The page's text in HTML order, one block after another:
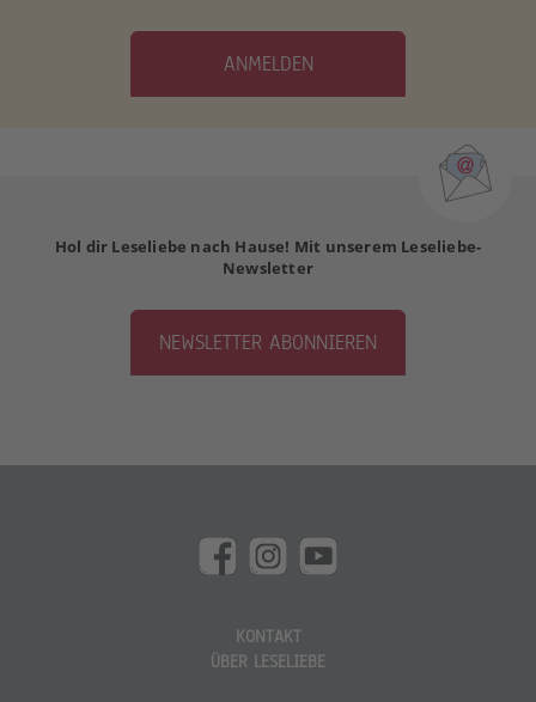
ANMELDEN
Hol dir Leseliebe nach Hause! Mit unserem Leseliebe-
Newsletter
NEWSLETTER ABONNIEREN
KONTAKT
ÜBER LESELIEBE